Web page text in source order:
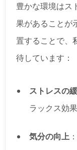
豊かな環境はス
果があることが
置することで、
待しています：
ストレスの
ラックス効
気分の向上